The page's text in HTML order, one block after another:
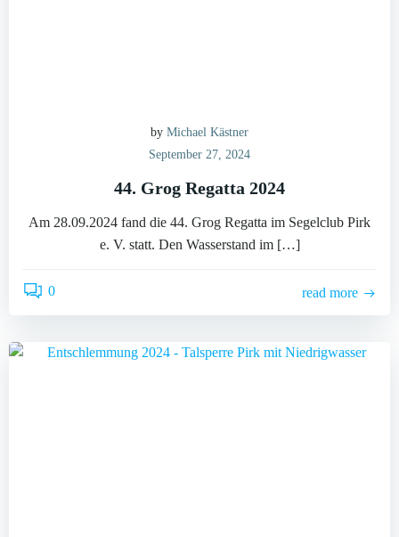
by Michael Kästner
September 27, 2024
44. Grog Regatta 2024
Am 28.09.2024 fand die 44. Grog Regatta im Segelclub Pirk
e. V. statt. Den Wasserstand im […]
0 read more